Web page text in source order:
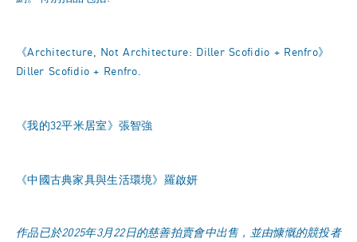
《Architecture, Not Architecture: Diller Scofidio + Renfro》
Diller Scofidio + Renfro.
《我的32平米居室》張智強
《中國古典家具與生活環境》羅啟妍
作品已於2025年3月22日的慈善拍賣會中出售，並由慷慨的競投者